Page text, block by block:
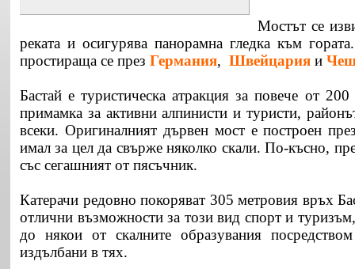
Мостът се
реката и осигурява панорамна гледка към
простираща се през Германия, Швейцария и
Бастай е туристическа атракция за повече от
примамка за активни алпинисти и туристи,
всеки. Оригиналният дървен мост е построен
имал за цел да свърже няколко скали. По-късно,
със сегашният от пясъчник.
Катерачи редовно покоряват 305 метровия връх
отлични възможности за този вид спорт и
до някои от скалните образувания
издълбани в тях.